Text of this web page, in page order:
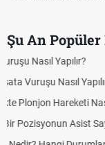
Şu An
Bonservis Nedir?
Jübile Maçı
Futbolda Averaj
Futbolda Ofsayt